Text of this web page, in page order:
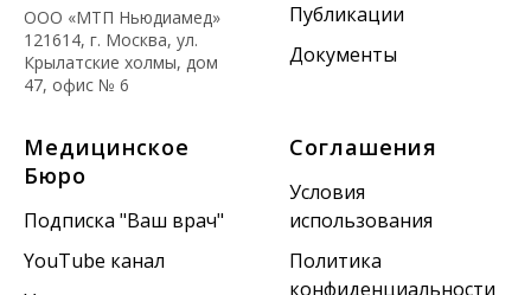
ООО «МТП Ньюдиамед»
121614, г. Москва, ул.
Крылатские холмы, дом
47, офис № 6
Публикации
Документы
Медицинское
Бюро
Подписка "Ваш врач"
YouTube канал
Соглашения
Условия
использования
Политика
конфиденциальности